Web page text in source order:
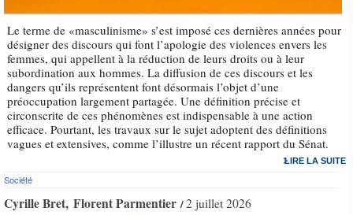
Le terme de «masculinisme» s’est imposé ces dernières années pour
désigner des discours qui font l’apologie des violences envers les
femmes, qui appellent à la réduction de leurs droits ou à leur
subordination aux hommes. La diffusion de ces discours et les
dangers qu’ils représentent font désormais l’objet d’une
préoccupation largement partagée. Une définition précise et
circonscrite de ces phénomènes est indispensable à une action
efficace. Pourtant, les travaux sur le sujet adoptent des définitions
vagues et extensives, comme l’illustre un récent rapport du Sénat.
LIRE LA SUITE
Société
Cyrille Bret Florent Parmentier 2 juillet 2026